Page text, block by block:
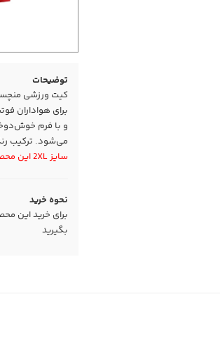
توضیحات
کیت ورزشی
برای هواداران
و با فرم
می‌شود. ترکیب
سایز 2XL این محصول چاپ اسم و شماره ندارد
نحوه خرید
برای خرید این
بگیرید